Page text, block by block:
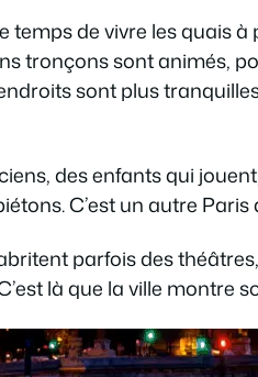
de vivre les quais
tronçons sont animés,
sont plus
des enfants qui
C’est un autre Paris
parfois des
là que la ville montre